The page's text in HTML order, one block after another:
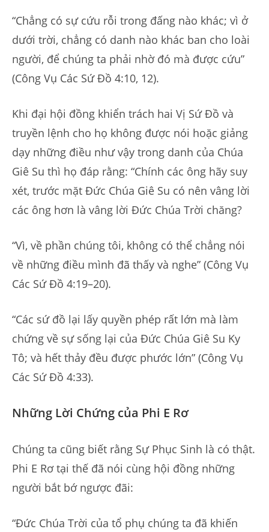
“Chẳng có sự cứu rỗi trong đấng nào khác; vì ở
dưới trời, chẳng có danh nào khác ban cho loài
người, để chúng ta phải nhờ đó mà được cứu”
(Công Vụ Các Sứ Đồ 4:10, 12).
Khi đại hội đồng khiển trách hai Vị Sứ Đồ và
truyền lệnh cho họ không được nói hoặc giảng
dạy những điều như vậy trong danh của Chúa
Giê Su thì họ đáp rằng: “Chính các ông hãy suy
xét, trước mặt Đức Chúa Giê Su có nên vâng lời
các ông hơn là vâng lời Đức Chúa Trời chăng?
“Vì, về phần chúng tôi, không có thể chẳng nói
về những điều mình đã thấy và nghe” (Công Vụ
Các Sứ Đồ 4:19–20).
“Các sứ đồ lại lấy quyền phép rất lớn mà làm
chứng về sự sống lại của Đức Chúa Giê Su Ky
Tô; và hết thảy đều được phước lớn” (Công Vụ
Các Sứ Đồ 4:33).
Những Lời Chứng của Phi E Rơ
Chúng ta cũng biết rằng Sự Phục Sinh là có thật.
Phi E Rơ tại thế đã nói cùng hội đồng những
người bắt bớ ngược đãi:
“Đức Chúa Trời của tổ phụ chúng ta đã khiến